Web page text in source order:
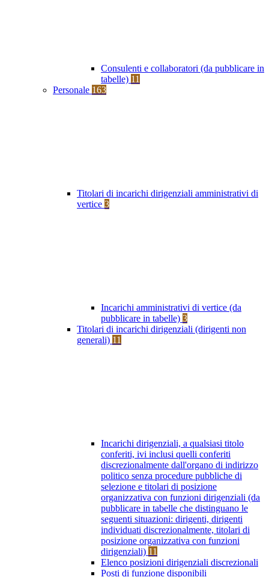
Consulenti e collaboratori (da pubblicare in
tabelle) 11
Personale 163
Titolari di incarichi dirigenziali amministrativi di
vertice 3
Incarichi amministrativi di vertice (da
pubblicare in tabelle) 3
Titolari di incarichi dirigenziali (dirigenti non
generali) 11
Incarichi dirigenziali, a qualsiasi titolo
conferiti, ivi inclusi quelli conferiti
discrezionalmente dall'organo di indirizzo
politico senza procedure pubbliche di
selezione e titolari di posizione
organizzativa con funzioni dirigenziali (da
pubblicare in tabelle che distinguano le
seguenti situazioni: dirigenti, dirigenti
individuati discrezionalmente, titolari di
posizione organizzativa con funzioni
dirigenziali) 11
Elenco posizioni dirigenziali discrezionali
Posti di funzione disponibili